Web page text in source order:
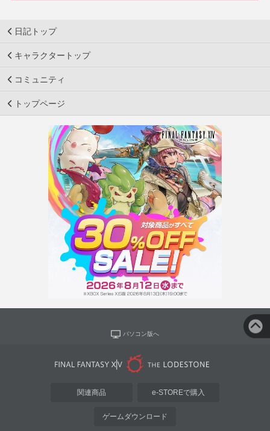
日記トップ
キャラクタートップ
コミュニティ
トップページ
パソコン版へ
関連商品 e-STOREで購入
ゲームダウンロード